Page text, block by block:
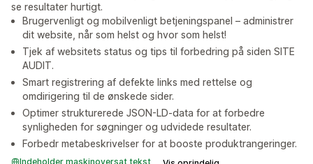
se resultater hurtigt.
Brugervenligt og mobilvenligt betjeningspanel – administrer
dit website, når som helst og hvor som helst!
Tjek af websitets status og tips til forbedring på siden SITE
AUDIT.
Smart registrering af defekte links med rettelse og
omdirigering til de ønskede sider.
Optimer strukturerede JSON-LD-data for at forbedre
synligheden for søgninger og udvidede resultater.
Forbedr metabeskrivelser for at booste produktrangeringer.
Indeholder maskinoversat tekst